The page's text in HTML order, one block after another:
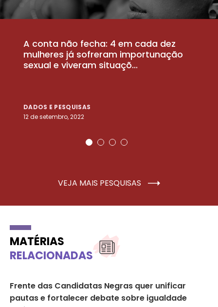
A conta não fecha: 4 em cada dez
mulheres já sofreram importunação
sexual e viveram situaçõ...
DADOS E PESQUISAS
12 de setembro, 2022
VEJA MAIS PESQUISAS
MATÉRIAS
RELACIONADAS
Frente das Candidatas Negras quer unificar
pautas e fortalecer debate sobre igualdade